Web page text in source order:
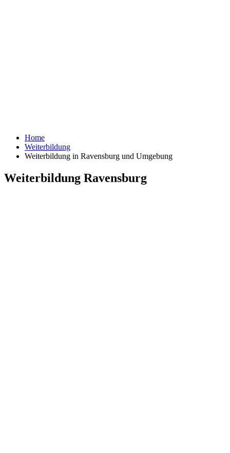
Home
Weiterbildung
Weiterbildung in Ravensburg und Umgebung
Weiterbildung Ravensburg